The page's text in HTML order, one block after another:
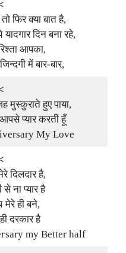
फिर क्या बात है,
दिन बना रहे,
आपका,
में बार-बार,
मुस्कुराते हुए पाया,
प्यार करती हूँ
My Love
दिलदार है,
ना प्यार है
ही बने,
दरकार है
my Better half